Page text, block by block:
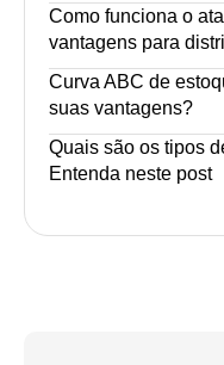
Como funciona o
vantagens para
Curva ABC de
suas vantagens?
Quais são os tipos
Entenda neste post